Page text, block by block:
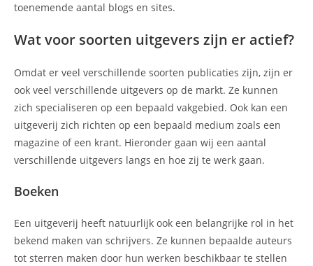
toenemende aantal blogs en sites.
Wat voor soorten uitgevers zijn er actief?
Omdat er veel verschillende soorten publicaties zijn, zijn er
ook veel verschillende uitgevers op de markt. Ze kunnen
zich specialiseren op een bepaald vakgebied. Ook kan een
uitgeverij zich richten op een bepaald medium zoals een
magazine of een krant. Hieronder gaan wij een aantal
verschillende uitgevers langs en hoe zij te werk gaan.
Boeken
Een uitgeverij heeft natuurlijk ook een belangrijke rol in het
bekend maken van schrijvers. Ze kunnen bepaalde auteurs
tot sterren maken door hun werken beschikbaar te stellen